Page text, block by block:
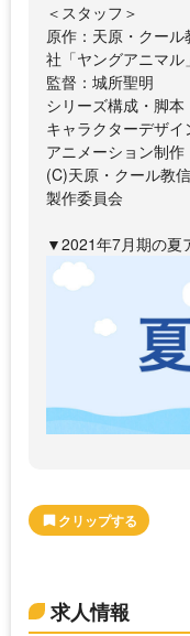
＜スタッフ＞
原作：天原・クー
社「ヤングアニマル
監督：城所聖明
シリーズ構成・脚本
キャラクターデザイ
アニメーション制作
(C)天原・クール教
製作委員会
▼2021年7月期の夏
求人情報